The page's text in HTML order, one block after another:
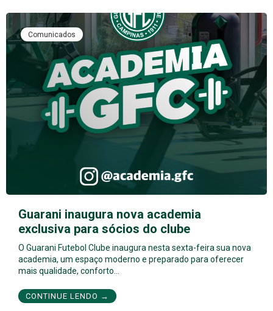
Comunicados
Guarani inaugura nova academia
exclusiva para sócios do clube
O Guarani Futebol Clube inaugura nesta sexta-feira sua nova
academia, um espaço moderno e preparado para oferecer
mais qualidade, conforto…
CONTINUE LENDO →